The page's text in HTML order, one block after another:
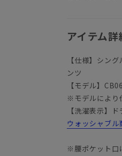
アイテム詳
【仕様】シン
ンツ
【モデル】CB06
※モデルにより
【洗濯表示】
ウォッシャブ
※腰ポケット口